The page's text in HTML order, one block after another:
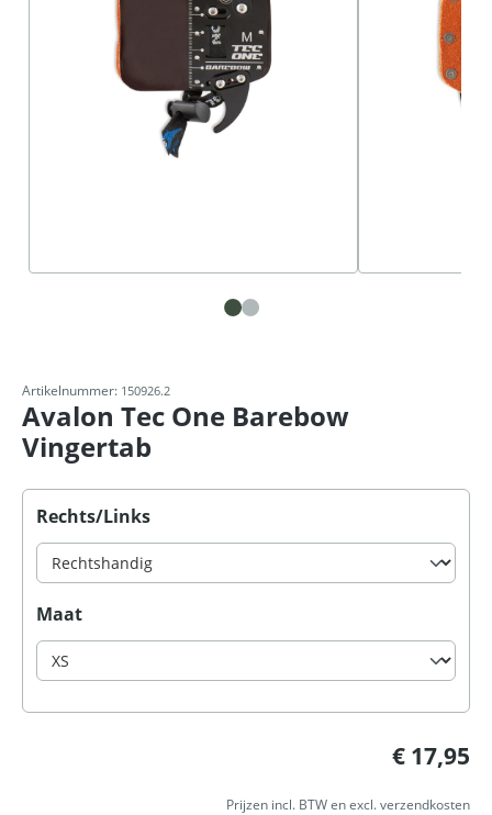
Artikelnummer: 150926.2
Avalon Tec One Barebow
Vingertab
Selecteer
Rechts/Links
Selecteer
Maat
€ 17,95
Prijzen incl. BTW en excl. verzendkosten